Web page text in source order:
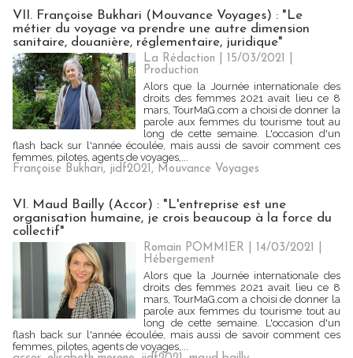
VII. Françoise Bukhari (Mouvance Voyages) : "Le
métier du voyage va prendre une autre dimension
sanitaire, douanière, réglementaire, juridique"
La Rédaction | 15/03/2021
Production
Alors que la Journée internationale des
droits des femmes 2021 avait lieu ce 8
mars, TourMaG.com a choisi de donner la
parole aux femmes du tourisme tout au
long de cette semaine. L'occasion d'un
flash back sur l'année écoulée, mais aussi de savoir comment ces
femmes, pilotes, agents de voyages,...
Françoise Bukhari, jidf2021, Mouvance Voyages
VI. Maud Bailly (Accor) : "L'entreprise est une
organisation humaine, je crois beaucoup à la force du
collectif"
Romain POMMIER | 14/03/2021
Hébergement
Alors que la Journée internationale des
droits des femmes 2021 avait lieu ce 8
mars, TourMaG.com a choisi de donner la
parole aux femmes du tourisme tout au
long de cette semaine. L'occasion d'un
flash back sur l'année écoulée, mais aussi de savoir comment ces
femmes, pilotes, agents de voyages,...